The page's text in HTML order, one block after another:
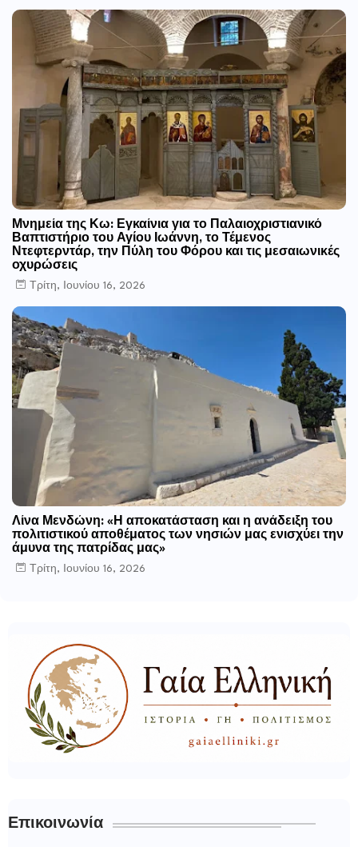
Μνημεία της Κω: Εγκαίνια για το Παλαιοχριστιανικό
Βαπτιστήριο του Αγίου Ιωάννη, το Τέμενος
Ντεφτερντάρ, την Πύλη του Φόρου και τις μεσαιωνικές
οχυρώσεις
Τρίτη, Ιουνίου 16, 2026
Λίνα Μενδώνη: «Η αποκατάσταση και η ανάδειξη του
πολιτιστικού αποθέματος των νησιών μας ενισχύει την
άμυνα της πατρίδας μας»
Τρίτη, Ιουνίου 16, 2026
Επικοινωνία